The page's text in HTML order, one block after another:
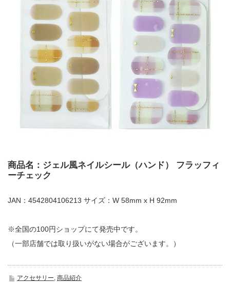
商品名：ジェル風ネイルシール（ハンド） フラッフィ
ーチェック
JAN：4542804106213 サイズ：W 58mm x H 92mm
※全国の100円ショップにて発売中です。
（一部店舗では取り扱いがない場合がございます。）
アクセサリー 商品紹介